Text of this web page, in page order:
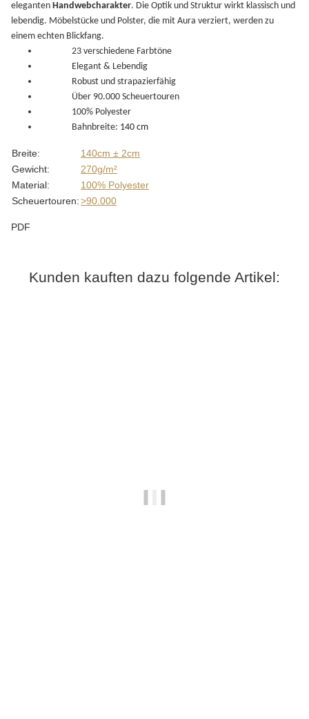
eleganten Handwebcharakter. Die Optik und Struktur wirkt klassisch und
lebendig. Möbelstücke und Polster, die mit Aura verziert, werden zu
einem echten Blickfang.
23 verschiedene Farbtöne
Elegant & Lebendig
Robust und strapazierfähig
Über 90.000 Scheuertouren
100% Polyester
Bahnbreite: 140 cm
Produkteigenschaft
Wert
Breite:
140cm ± 2cm
Gewicht:
270g/m²
Material:
100% Polyester
Scheuertouren:>90.000
PDF
Kunden kauften dazu folgende Artikel: